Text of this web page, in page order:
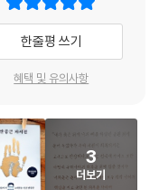
려간 기록 덕분에 우리는
적이고 입체적으로 조명
어린 시절부터 성장 과정,
려냈다. 또한 이 책에는 안
로 다가갈 수 있다.
한줄평 쓰기
혜택 및 유의사항
3
더보기